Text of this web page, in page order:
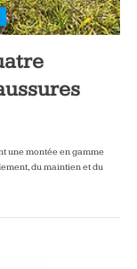
une montée en gamme
du maintien et du